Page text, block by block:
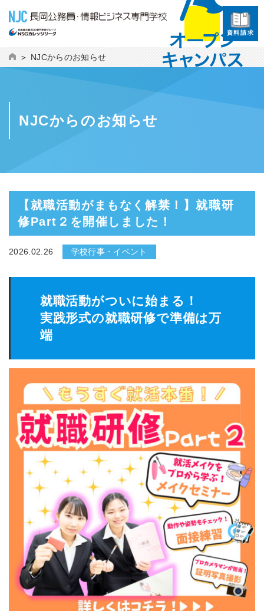
資料請求
NJCからのお知らせ
NJCからのお知らせ
【就職活動がまもなく解禁！】就職研
修Part２を開催しました！
2026.02.26 学校行事・イベント
就職活動がついに始まる！
実践形式の就職研修で準備は万
端